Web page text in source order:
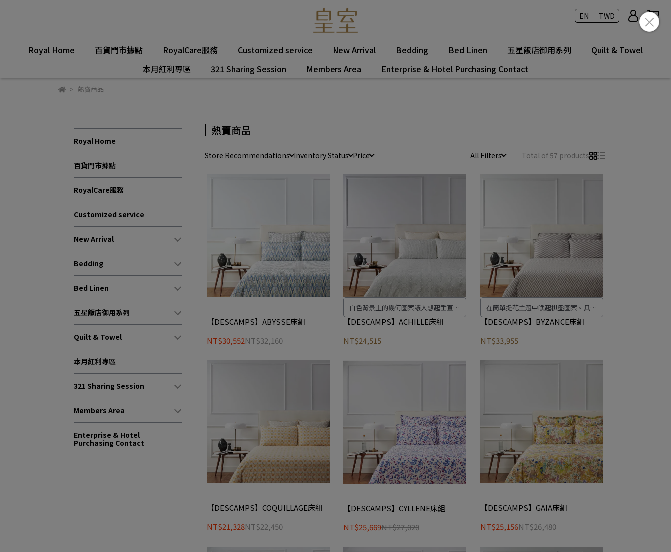
EN ｜ TWD
Royal Home 百貨門市據點 RoyalCare服務 Customized service New Arrival Bedding Bed Linen 五星飯店御用系列
Quilt & Towel
本月紅利專區
321 Sharing Session Members Area Enterprise & Hotel Purchasing Contact
熱賣商品
Royal Home
百貨門市據點
RoyalCare服務
Customized service
New Arrival
Bedding
Bed Linen
五星飯店御用系列
Quilt & Towel
本月紅利專區
321 Sharing Session
Members Area
Enterprise & Hotel
Purchasing Contact
熱賣商品
Store Recommendations Inventory Status Price All Filters Total of 57 products
【DESCAMPS】ABYSSE床組
NT$30,552NT$32,160
白色背景上的幾何圖案讓人想起垂直雕
塑。火石藍色調以米色線條去強調，給
來節奏感和精緻感。
【DESCAMPS】ACHILLE床組
NT$24,515
在簡單提花主題中喚起棋盤圖案。具有
緞染織布的厚度和亮度。 灰色素雅色調
【DESCAMPS】BYZANCE床組
NT$33,955
【DESCAMPS】COQUILLAGE床組
NT$21,328NT$22,450
【DESCAMPS】CYLLENE床組
NT$25,669NT$27,020
【DESCAMPS】GAIA床組
NT$25,156NT$26,480